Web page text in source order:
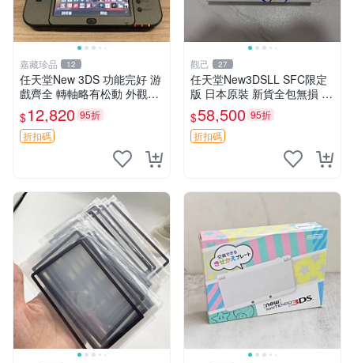
嘉藏珍品 12
任天堂New 3DS 功能完好 游
戲齊全 轉軸略有松動 外觀如
新 內存卡完整 推薦收藏 復古
掌機 游戲機 Nintendo 3DS游
戲平臺
$12,820 95折
折扣碼
觀己 27
任天堂New3DSLL SFC限定
版 日本原裝 新貨全包無損 現
代遊戲典藏 威豹直營 售後保
固 電子新品收藏推薦 全新SF
C限定款 新3DSLL 電子產
$58,500 95折
折扣碼